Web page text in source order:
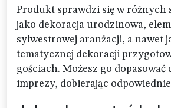
Produkt sprawdzi się w różnych
jako dekoracja urodzinowa,
sylwestrowej aranżacji, a nawet
tematycznej dekoracji
gościach. Możesz go dopasować
imprezy, dobierając